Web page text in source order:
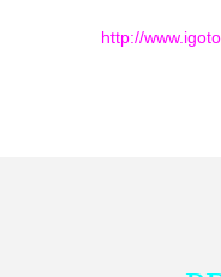
http://